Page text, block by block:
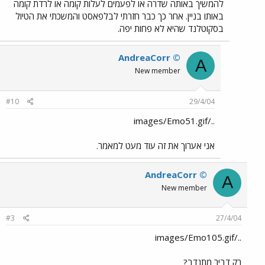
להמשיך באותה שדרה או לפעמים לעלות קומה או לרדת קומה
באותו בניין. אחר כך כבר חזרתי לבלפאסט והמשכתי את הטיול
בסקוטלנד שהיא לא פחות יפה.
A
AndreaCorr ©
New member
29/4/04
#10
../images/Emo51.gif
אני אערוך את זה עוד מעט למאמר.
A
AndreaCorr ©
New member
27/4/04
#3
../images/Emo105.gif
רק דביר מתנדב?